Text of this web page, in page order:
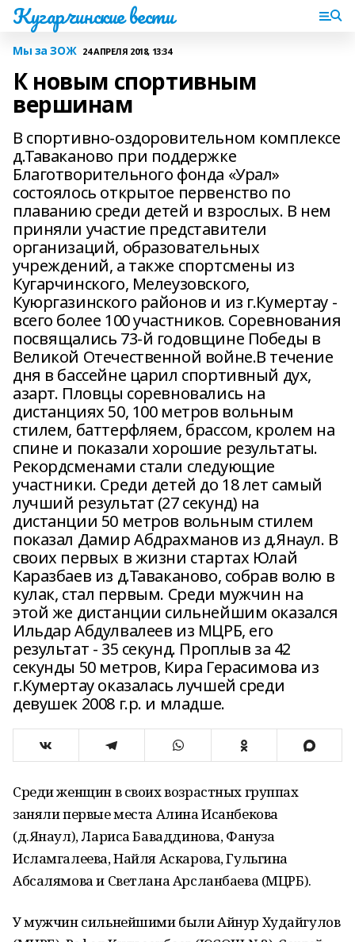
Кугарчинские вести
Мы за ЗОЖ 24 АПРЕЛЯ 2018, 13:34
К новым спортивным
вершинам
В спортивно-оздоровительном комплексе
д.Таваканово при поддержке
Благотворительного фонда «Урал»
состоялось открытое первенство по
плаванию среди детей и взрослых. В нем
приняли участие представители
организаций, образовательных
учреждений, а также спортсмены из
Кугарчинского, Мелеузовского,
Куюргазинского районов и из г.Кумертау -
всего более 100 участников. Соревнования
посвящались 73-й годовщине Победы в
Великой Отечественной войне.В течение
дня в бассейне царил спортивный дух,
азарт. Пловцы соревновались на
дистанциях 50, 100 метров вольным
стилем, баттерфляем, брассом, кролем на
спине и показали хорошие результаты.
Рекордсменами стали следующие
участники. Среди детей до 18 лет самый
лучший результат (27 секунд) на
дистанции 50 метров вольным стилем
показал Дамир Абдрахманов из д.Янаул. В
своих первых в жизни стартах Юлай
Каразбаев из д.Таваканово, собрав волю в
кулак, стал первым. Среди мужчин на
этой же дистанции сильнейшим оказался
Ильдар Абдулвалеев из МЦРБ, его
результат - 35 секунд. Проплыв за 42
секунды 50 метров, Кира Герасимова из
г.Кумертау оказалась лучшей среди
девушек 2008 г.р. и младше.
Среди женщин в своих возрастных группах
заняли первые места Алина Исанбекова
(д.Янаул), Лариса Баваддинова, Фануза
Исламгалеева, Найля Аскарова, Гульгина
Абсалямова и Светлана Арсланбаева (МЦРБ).
У мужчин сильнейшими были Айнур Худайгулов